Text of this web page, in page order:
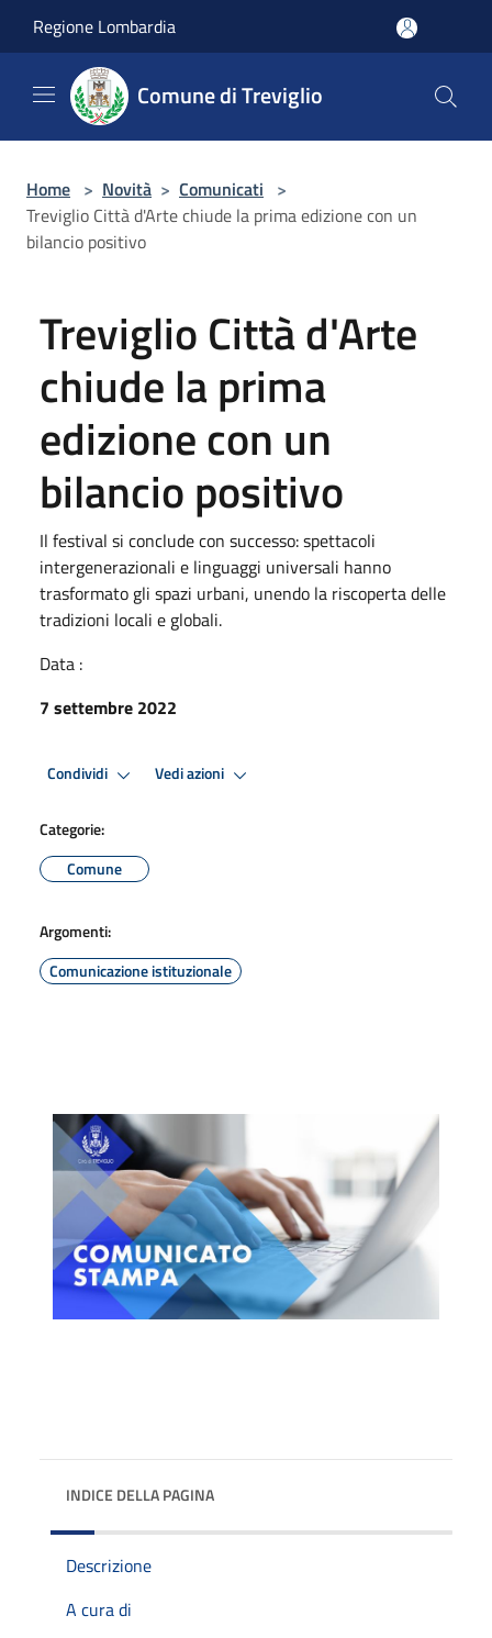
Regione Lombardia
Comune di Treviglio
Home > Novità > Comunicati >
Treviglio Città d'Arte chiude la prima edizione con un
bilancio positivo
Treviglio Città d'Arte
chiude la prima
edizione con un
bilancio positivo
Il festival si conclude con successo: spettacoli
intergenerazionali e linguaggi universali hanno
trasformato gli spazi urbani, unendo la riscoperta delle
tradizioni locali e globali.
Data :
7 settembre 2022
Condividi Vedi azioni
Categorie:
Comune
Argomenti:
Comunicazione istituzionale
INDICE DELLA PAGINA
Descrizione
A cura di